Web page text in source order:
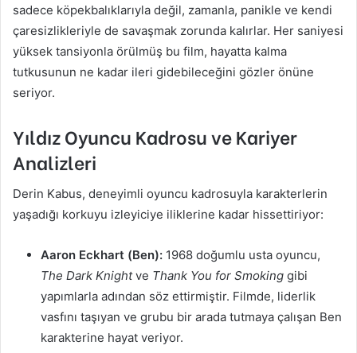
sadece köpekbalıklarıyla değil, zamanla, panikle ve kendi
çaresizlikleriyle de savaşmak zorunda kalırlar. Her saniyesi
yüksek tansiyonla örülmüş bu film, hayatta kalma
tutkusunun ne kadar ileri gidebileceğini gözler önüne
seriyor.
Yıldız Oyuncu Kadrosu ve Kariyer
Analizleri
Derin Kabus, deneyimli oyuncu kadrosuyla karakterlerin
yaşadığı korkuyu izleyiciye iliklerine kadar hissettiriyor:
Aaron Eckhart (Ben): 1968 doğumlu usta oyuncu,
The Dark Knightve Thank You for Smoking gibi
yapımlarla adından söz ettirmiştir. Filmde, liderlik
vasfını taşıyan ve grubu bir arada tutmaya çalışan Ben
karakterine hayat veriyor.